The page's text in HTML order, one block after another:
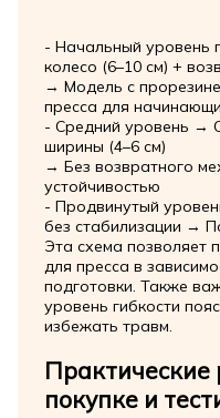
- Начальный уровень
колесо (6–10 см) +
→ Модель с
пресса для
- Средний уровень →
ширины (4–6 см)
→ Без возвратного
устойчивостью
- Продвинутый
без стабилизации →
Эта схема позволяет
для пресса в
подготовки. Также
уровень гибкости
избежать травм.
покупке и